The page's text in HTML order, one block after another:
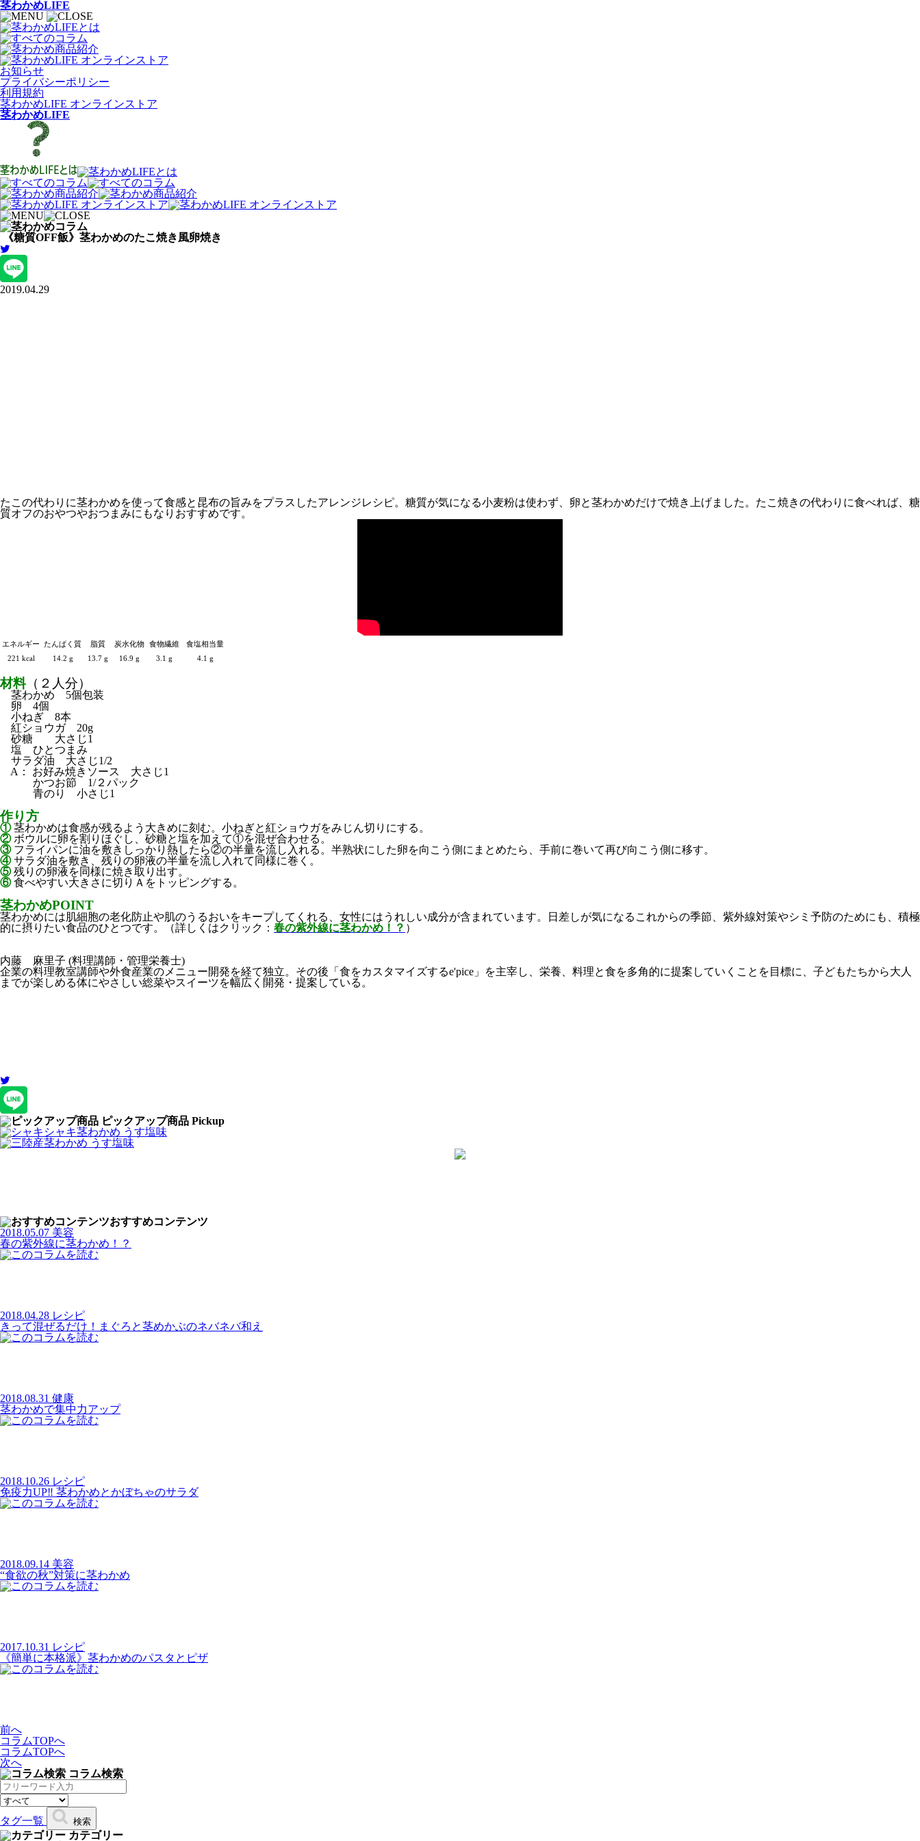
茎わかめLIFE
お知らせ
プライバシーポリシー
利用規約
茎わかめLIFE オンラインストア
茎わかめLIFE
《糖質OFF飯》茎わかめのたこ焼き風卵焼き
2019.04.29
たこの代わりに茎わかめを使って食感と昆布の旨みをプラスしたアレンジレシピ。 糖質が気になる小麦粉は使わず、卵と茎わかめだけで焼き上げました。たこ焼きの代わりに食べれば、糖
質オフのおやつやおつまみにもなりおすすめです。
エネルギー たんぱく質 脂質 炭水化物 食物繊維
食塩相当量
221 kcal
14.2 g 13.7 g 16.9 g 3.1 g 4.1 g
材料（２人分）
茎わかめ 5個包装
卵 4個
小ねぎ 8本
紅ショウガ 20g
砂糖 大さじ1
塩 ひとつまみ
サラダ油 大さじ1/2
A： お好み焼きソース 大さじ1
かつお節 1/２パック
青のり 小さじ1
作り方
①茎わかめは食感が残るよう大きめに刻む。小ねぎと紅ショウガをみじん切りにする。
②ボウルに卵を割りほぐし、砂糖と塩を加えて①を混ぜ合わせる。
③フライパンに油を敷きしっかり熱したら②の半量を流し入れる。半熟状にした卵を向こう側にまとめたら、手前に巻いて再び向こう側に移す。
④サラダ油を敷き、残りの卵液の半量を流し入れて同様に巻く。
⑤残りの卵液を同様に焼き取り出す。
⑥食べやすい大きさに切りＡをトッピングする。
茎わかめPOINT
茎わかめには肌細胞の老化防止や肌のうるおいをキープしてくれる、女性にはうれしい成分が含まれています。 日差しが気になるこれからの季節、紫外線対策やシミ予防のためにも、積極
的に摂りたい食品のひとつです。
（詳しくはクリック ： 春の紫外線に茎わかめ！？ ）
内藤 麻里子 (料理講師・管理栄養士)
企業の料理教室講師や外食産業のメニュー開発を経て独立。その後「食をカスタマイズするe'pice 」を主宰し、栄養、料理と食を多角的に提案していくことを目標に、子どもたちから大人
までが楽しめる体にやさしい総菜やスイーツを幅広く開発・提案している。
ピックアップ商品 Pickup
おすすめコンテンツ
2018.05.07 美容
春の紫外線に茎わかめ！？
2018.04.28 レシピ
きって混ぜるだけ！まぐろと茎めかぶのネバネバ和え
2018.08.31 健康
茎わかめで集中力アップ
2018.10.26 レシピ
免疫力UP‼ 茎わかめとかぼちゃのサラダ
2018.09.14 美容
“食欲の秋”対策に茎わかめ
2017.10.31 レシピ
《簡単に本格派》茎わかめのパスタとピザ
前へ
コラムTOPへ
コラムTOPへ
次へ
コラム検索
タグ一覧 検索
カテゴリー